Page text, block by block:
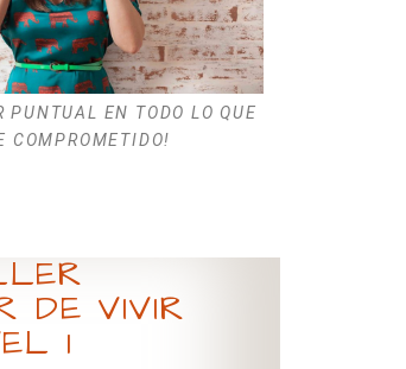
PUNTUAL EN TODO LO QUE
COMPROMETIDO!
DE VIVIR
1